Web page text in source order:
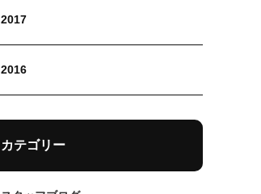
2017
2016
カテゴリー